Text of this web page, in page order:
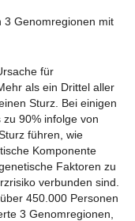
3 Genomregionen mit
für
als ein Drittel aller
Sturz. Bei einigen
90% infolge von
führen, wie
Komponente
Faktoren zu
verbunden sind.
450.000 Personen
3 Genomregionen,